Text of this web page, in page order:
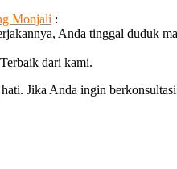
Monjali :
Anda tinggal duduk
dari kami.
Jika Anda ingin